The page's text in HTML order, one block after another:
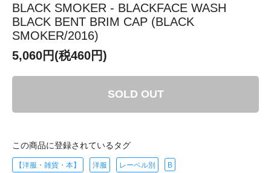
BLACK SMOKER - BLACKFACE WASH
BLACK BENT BRIM CAP (BLACK
SMOKER/2016)
5,060円(税460円)
SOLD OUT
この商品に登録されているタグ
【洋服・雑貨・本】 洋服 レーベル別 B